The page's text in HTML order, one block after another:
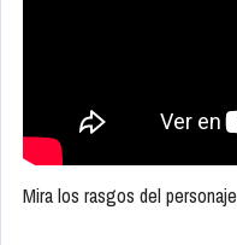
Mira los rasgos del personaje